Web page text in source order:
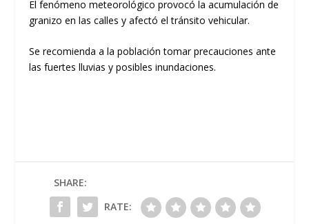
El fenómeno meteorológico provocó la acumulación de
granizo en las calles y afectó el tránsito vehicular.
Se recomienda a la población tomar precauciones ante
las fuertes lluvias y posibles inundaciones.
SHARE:
RATE: